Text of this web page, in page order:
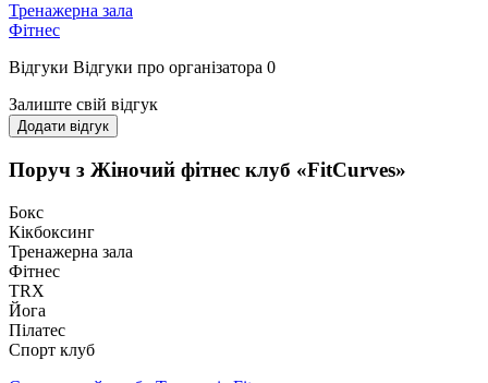
Тренажерна зала
Фітнес
Відгуки Відгуки про організатора 0
Залиште свій відгук
Додати відгук
Поруч з Жіночий фітнес клуб «FitCurves»
Бокс
Кікбоксинг
Тренажерна зала
Фітнес
TRX
Йога
Пілатес
Спорт клуб